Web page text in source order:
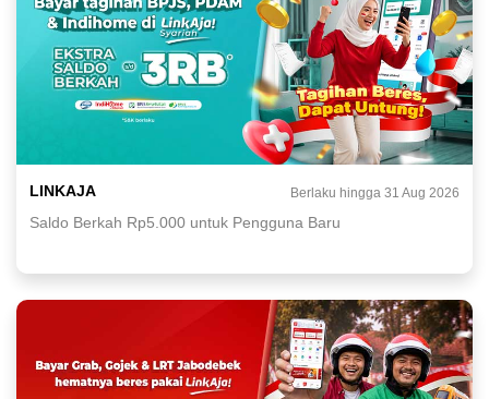
LINKAJA Berlaku hingga 31 Aug 2026
Saldo Berkah Rp5.000 untuk Pengguna Baru